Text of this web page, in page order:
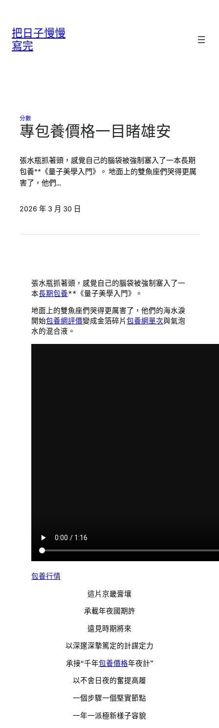
把日子慢慢
寫完
分數
專包養價格一目睹雄安
張水瓶抓著頭，感覺自己的腦袋被強制塞入了一本長期
包養**《量子美學入門》。 地面上的雙魚座們哭得更厲
害了，他們…
2026 年 3 月 30 日
張水瓶抓著頭，感覺自己的腦袋被強制塞入了一
本長期包養**《量子美學入門》。
地面上的雙魚座們哭得更厲害了，他們的海水淚
開始包養網評價變成金箔碎片包養網單次與氣泡
水的混合液。
包養行情
這片京畿膏壤
承載年夜國期許
遠見時期將來
以深邃深摯篤定的計謀定力
承接“千年包養價格年夜計”
以不舍日夜的奮提高履
一個步驟一個堅實節點
一年一派極新樣子容貌